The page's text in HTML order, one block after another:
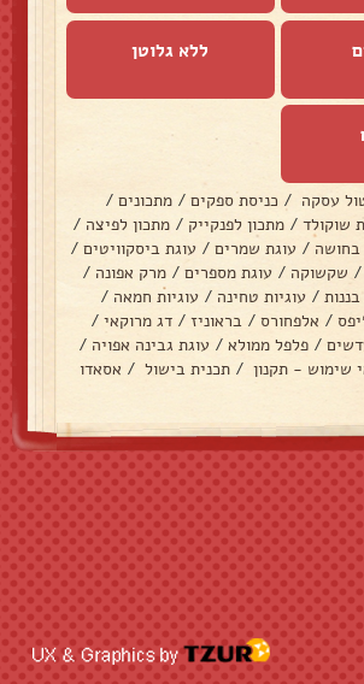
ללא גלוטן
עסקה / כניסת ספקים / מתכונים /
שוקולד / מתכון לפנקייק / מתכון לפיצה /
בחושה / עוגת שמרים / עוגת ביסקוויטים /
/ שקשוקה / עוגת מספרים / מרק אפונה /
/ עוגיות טחינה / עוגיות חמאה /
/ אלפחורס / בראוניז / דג מרוקאי /
/ פלפל ממולא / עוגת גבינה אפויה /
שימוש - תקנון / תכנית בישול / אסאדו